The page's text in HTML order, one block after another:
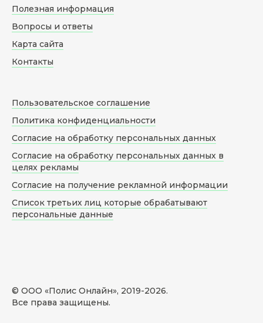
© ООО «Полис Онлайн», 2019-2026.
Все права защищены.
Полезная информация
Вопросы и ответы
Карта сайта
Контакты
Пользовательское соглашение
Политика конфиденциальности
Согласие на обработку персональных данных
Согласие на обработку персональных данных в
целях рекламы
Согласие на получение рекламной информации
Список третьих лиц которые обрабатывают
персональные данные